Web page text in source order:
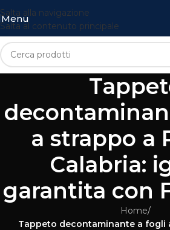
Salta alla navigazione
Salta al contenuto principale
Menu
a strappo a
Calabria:
garantita con
Home/
Tappeto decontaminante a fogli